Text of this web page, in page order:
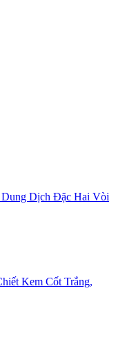
Dịch Đặc Hai Vòi
Kem Cốt Trắng,